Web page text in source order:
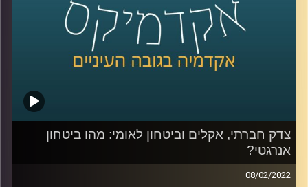
לשיחה שקיימתי עם פרופ' יעל פרג על ביטחון אנרגיה –
צדק חברתי, אקלים וביטחון לאומי: מהו ביטחון
אנרגטי?
08/02/2022